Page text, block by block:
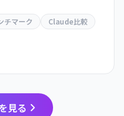
性を疑問視する声
チマーク
Claude比較
見る